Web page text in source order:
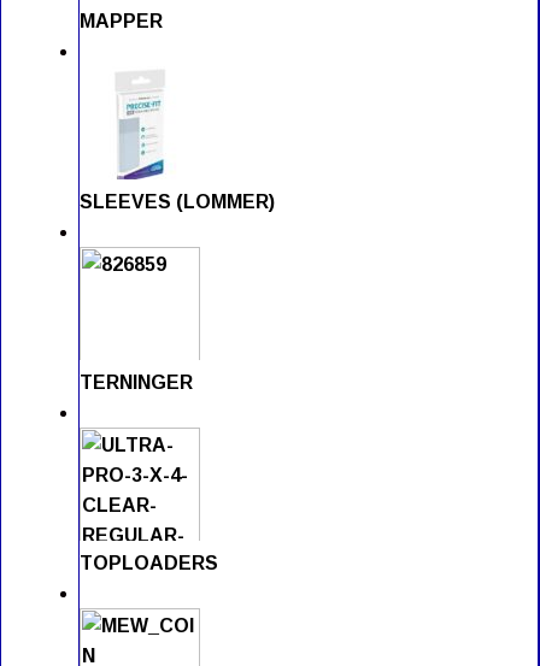
MAPPER
SLEEVES (LOMMER)
TERNINGER
TOPLOADERS